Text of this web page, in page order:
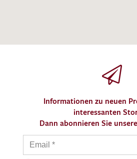
Informationen zu neuen
interessanten
Dann abonnieren Sie